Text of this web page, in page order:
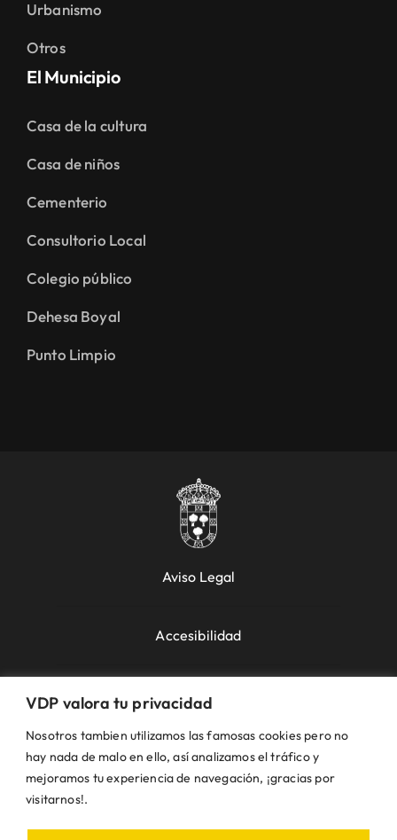
VDP valora tu privacidad
Nosotros tambien utilizamos las famosas cookies pero no
hay nada de malo en ello, así analizamos el tráfico y
mejoramos tu experiencia de navegación, ¡gracias por
visitarnos!.
Urbanismo
Otros
El Municipio
Casa de la cultura
Casa de niños
Cementerio
Consultorio Local
Colegio público
Dehesa Boyal
Punto Limpio
Aviso Legal
Accesibilidad
Política de Cookies
Política de Privacidad